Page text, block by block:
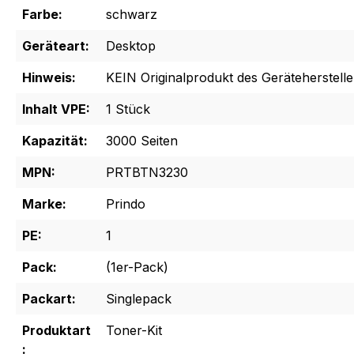
Farbe:
schwarz
Geräteart:
Desktop
Hinweis:
KEIN Originalprodukt des
Inhalt VPE:
1 Stück
Kapazität:
3000 Seiten
MPN:
PRTBTN3230
Marke:
Prindo
PE:
1
Pack:
(1er-Pack)
Packart:
Singlepack
Produktart
:
Toner-Kit